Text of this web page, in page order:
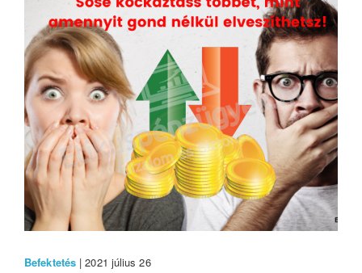
Befektetés | 2021 július 26